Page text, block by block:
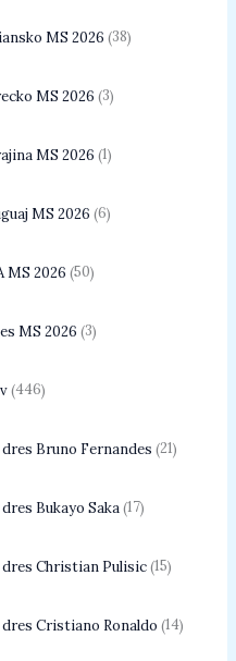
MS 2026 38
MS 2026 3
MS 2026 1
MS 2026 6
MS 2026 50
MS 2026 3
446
Bruno Fernandes 21
Bukayo Saka 17
Christian Pulisic 15
Cristiano Ronaldo 14